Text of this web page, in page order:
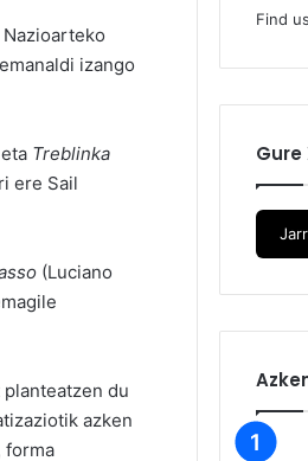
izango
Treblinka
ere Sail
(Luciano
du
azken
forma
Find
Gure